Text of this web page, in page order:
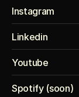
Instagram
Linkedin
Youtube
Spotify (soon)